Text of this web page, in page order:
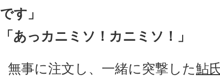
です」
「あっカニミソ！カニミソ！」
無事に注文し、一緒に突撃した鮎